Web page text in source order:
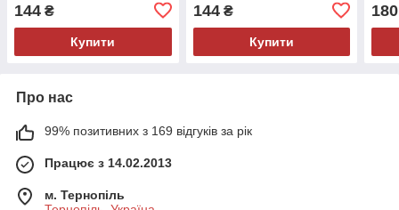
144 ₴
Купити
144₴
Купити
180
Про нас
99% позитивних з 169 відгуків за рік
Працює з 14.02.2013
м. Тернопіль